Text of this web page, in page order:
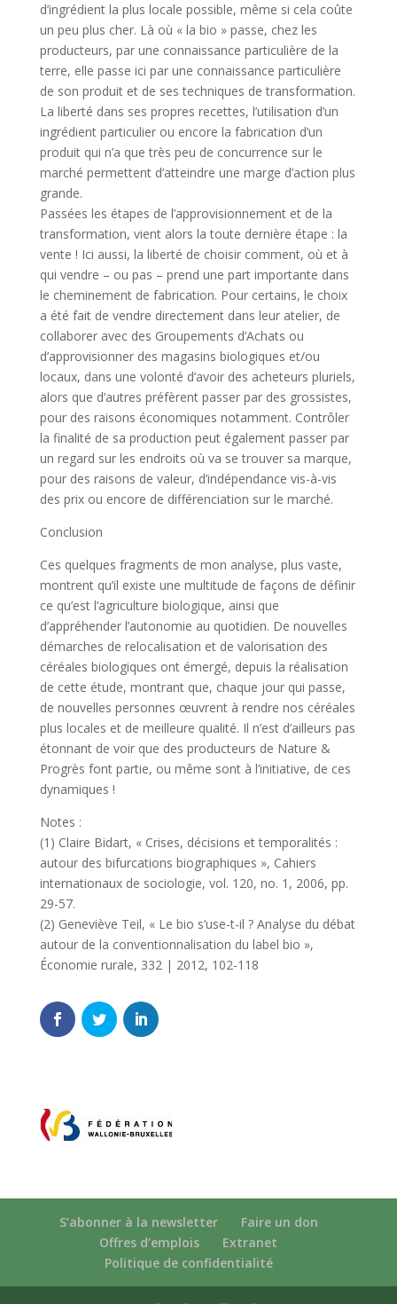
d’ingrédient la plus locale possible, même si cela coûte
un peu plus cher. Là où « la bio » passe, chez les
producteurs, par une connaissance particulière de la
terre, elle passe ici par une connaissance particulière
de son produit et de ses techniques de transformation.
La liberté dans ses propres recettes, l’utilisation d’un
ingrédient particulier ou encore la fabrication d’un
produit qui n’a que très peu de concurrence sur le
marché permettent d’atteindre une marge d’action plus
grande.
Passées les étapes de l’approvisionnement et de la
transformation, vient alors la toute dernière étape : la
vente ! Ici aussi, la liberté de choisir comment, où et à
qui vendre – ou pas – prend une part importante dans
le cheminement de fabrication. Pour certains, le choix
a été fait de vendre directement dans leur atelier, de
collaborer avec des Groupements d’Achats ou
d’approvisionner des magasins biologiques et/ou
locaux, dans une volonté d’avoir des acheteurs pluriels,
alors que d’autres préfèrent passer par des grossistes,
pour des raisons économiques notamment. Contrôler
la finalité de sa production peut également passer par
un regard sur les endroits où va se trouver sa marque,
pour des raisons de valeur, d’indépendance vis-à-vis
des prix ou encore de différenciation sur le marché.
Conclusion
Ces quelques fragments de mon analyse, plus vaste,
montrent qu’il existe une multitude de façons de définir
ce qu’est l’agriculture biologique, ainsi que
d’appréhender l’autonomie au quotidien. De nouvelles
démarches de relocalisation et de valorisation des
céréales biologiques ont émergé, depuis la réalisation
de cette étude, montrant que, chaque jour qui passe,
de nouvelles personnes œuvrent à rendre nos céréales
plus locales et de meilleure qualité. Il n’est d’ailleurs pas
étonnant de voir que des producteurs de Nature &
Progrès font partie, ou même sont à l’initiative, de ces
dynamiques !
Notes :
(1) Claire Bidart, « Crises, décisions et temporalités :
autour des bifurcations biographiques », Cahiers
internationaux de sociologie, vol. 120, no. 1, 2006, pp.
29-57.
(2) Geneviève Teil, « Le bio s’use-t-il ? Analyse du débat
autour de la conventionnalisation du label bio »,
Économie rurale, 332 | 2012, 102-118
S’abonner à la newsletter
Faire un don
Offres d’emplois
Extranet
Politique de confidentialité